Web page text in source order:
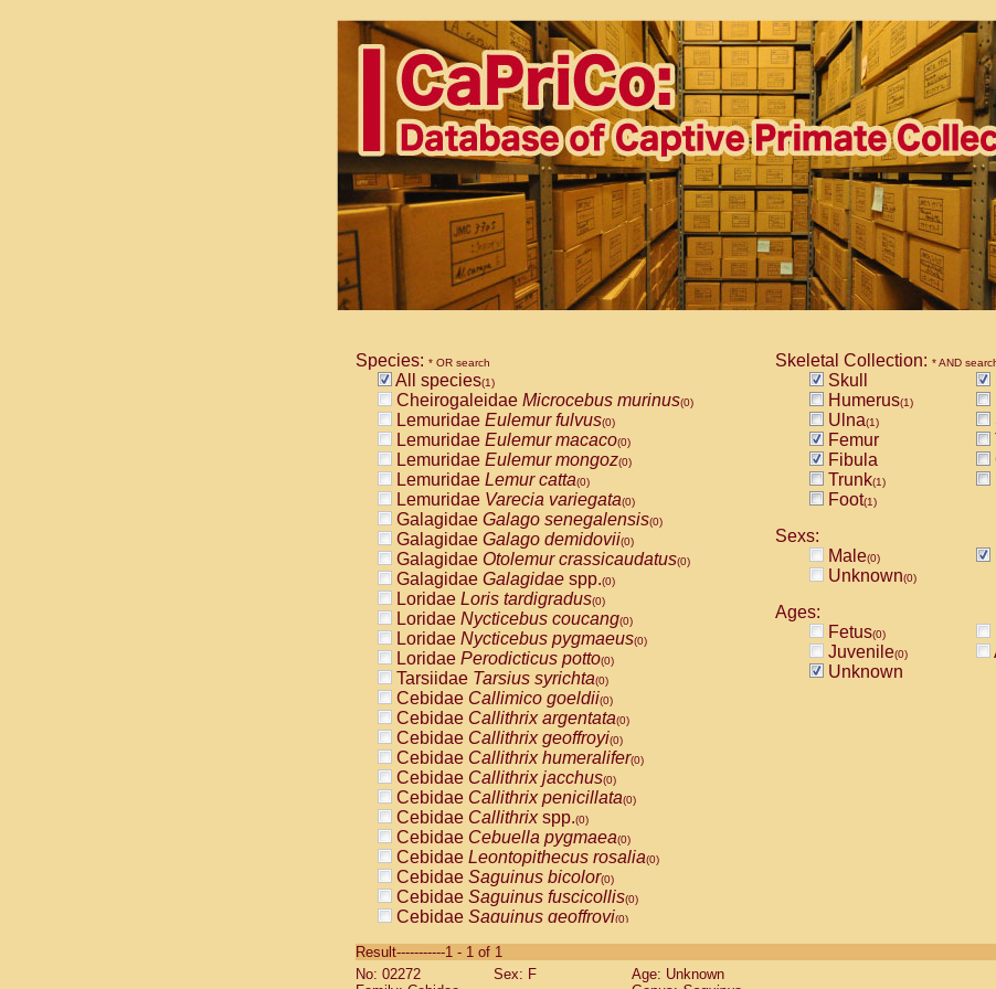
Species: * OR search
All species(1)
Cheirogaleidae Microcebus murinus(0)
Lemuridae Eulemur fulvus(0)
Lemuridae Eulemur macaco(0)
Lemuridae Eulemur mongoz(0)
Lemuridae Lemur catta(0)
Lemuridae Varecia variegata(0)
Galagidae Galago senegalensis(0)
Galagidae Galago demidovii(0)
Galagidae Otolemur crassicaudatus(0)
Galagidae Galagidae spp.(0)
Loridae Loris tardigradus(0)
Loridae Nycticebus coucang(0)
Loridae Nycticebus pygmaeus(0)
Loridae Perodicticus potto(0)
Tarsiidae Tarsius syrichta(0)
Cebidae Callimico goeldii(0)
Cebidae Callithrix argentata(0)
Cebidae Callithrix geoffroyi(0)
Cebidae Callithrix humeralifer(0)
Cebidae Callithrix jacchus(0)
Cebidae Callithrix penicillata(0)
Cebidae Callithrixspp.(0)
Cebidae Cebuella pygmaea(0)
Cebidae Leontopithecus rosalia(0)
Cebidae Saguinus bicolor(0)
Cebidae Saguinus fuscicollis(0)
Cebidae Saguinus geoffroyi(0)
CebidaeSaguinus labiatus(0)
Cebidae Saguinus leucopus (0)
Skeletal Collection: * AND
Skull
Humerus(1)
Ulna(1)
Femur
Fibula
Trunk(1)
Foot(1)
Sexs:
Male(0)
Unknown(0)
Ages:
Fetus(0)
Juvenile(0)
Unknown
Result-----------1 - 1 of 1
No: 02272
Sex: F
Age: Unknown